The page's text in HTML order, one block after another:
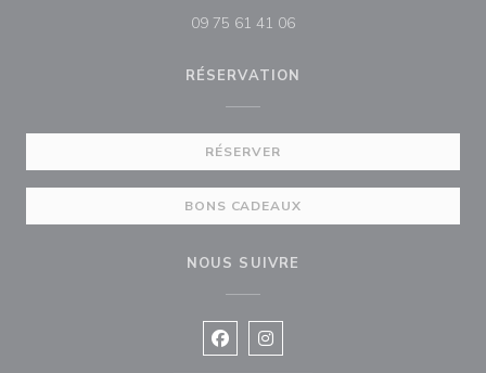
09 75 61 41 06
RÉSERVATION
RÉSERVER
BONS CADEAUX
NOUS SUIVRE
Facebook ((ouvre une nouvelle
Instagram ((ouvre une